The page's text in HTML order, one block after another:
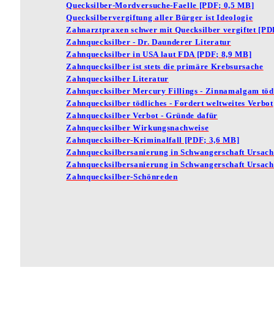
Quecksilber-Mordversuche-Faelle [PDF; 0,5 MB]
Quecksilbervergiftung aller Bürger ist Ideologie
Zahnarztpraxen schwer mit Quecksilber vergiftet
Zahnquecksilber - Dr. Daunderer Literatur
Zahnquecksilber in USA laut FDA [PDF; 8,9 MB]
Zahnquecksilber ist stets die primäre Krebsursache
Zahnquecksilber Literatur
Zahnquecksilber Mercury Fillings - Zinnamalgam
Zahnquecksilber tödliches - Fordert weltweites Verbot
Zahnquecksilber Verbot - Gründe dafür
Zahnquecksilber Wirkungsnachweise
Zahnquecksilber-Kriminalfall [PDF; 3,6 MB]
Zahnquecksilbersanierung in Schwangerschaft
Zahnquecksilbersanierung in Schwangerschaft
Zahnquecksilber-Schönreden